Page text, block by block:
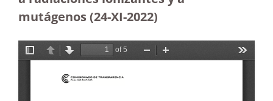
mutágenos (24-XI-2022)